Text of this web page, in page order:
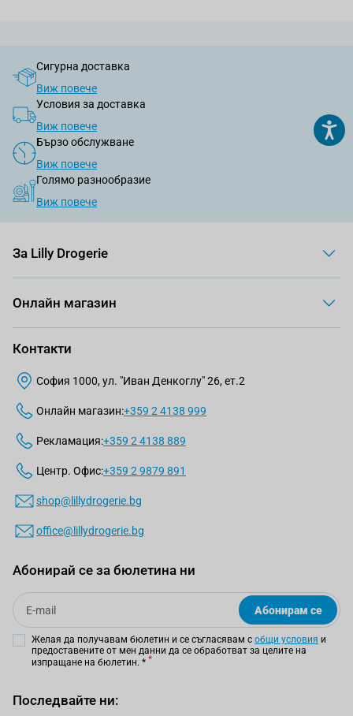
Сигурна доставка
Виж повече
Условия за доставка
Виж повече
Бързо обслужване
Виж повече
Голямо разнообразие
Виж повече
За Lilly Drogerie
Онлайн магазин
Контакти
София 1000, ул. "Иван Денкоглу" 26, ет.2
Онлайн магазин:+359 2 4138 999
Рекламация:+359 2 4138 889
Центр. Офис:+359 2 9879 891
shop@lillydrogerie.bg
office@lillydrogerie.bg
Абонирай се за бюлетина ни
Email
Абонирам се
Желая да получавам бюлетин и се съгласявам с общи условия и
предоставените от мен данни да се обработват за целите на
изпращане на бюлетин. *
Последвайте ни: